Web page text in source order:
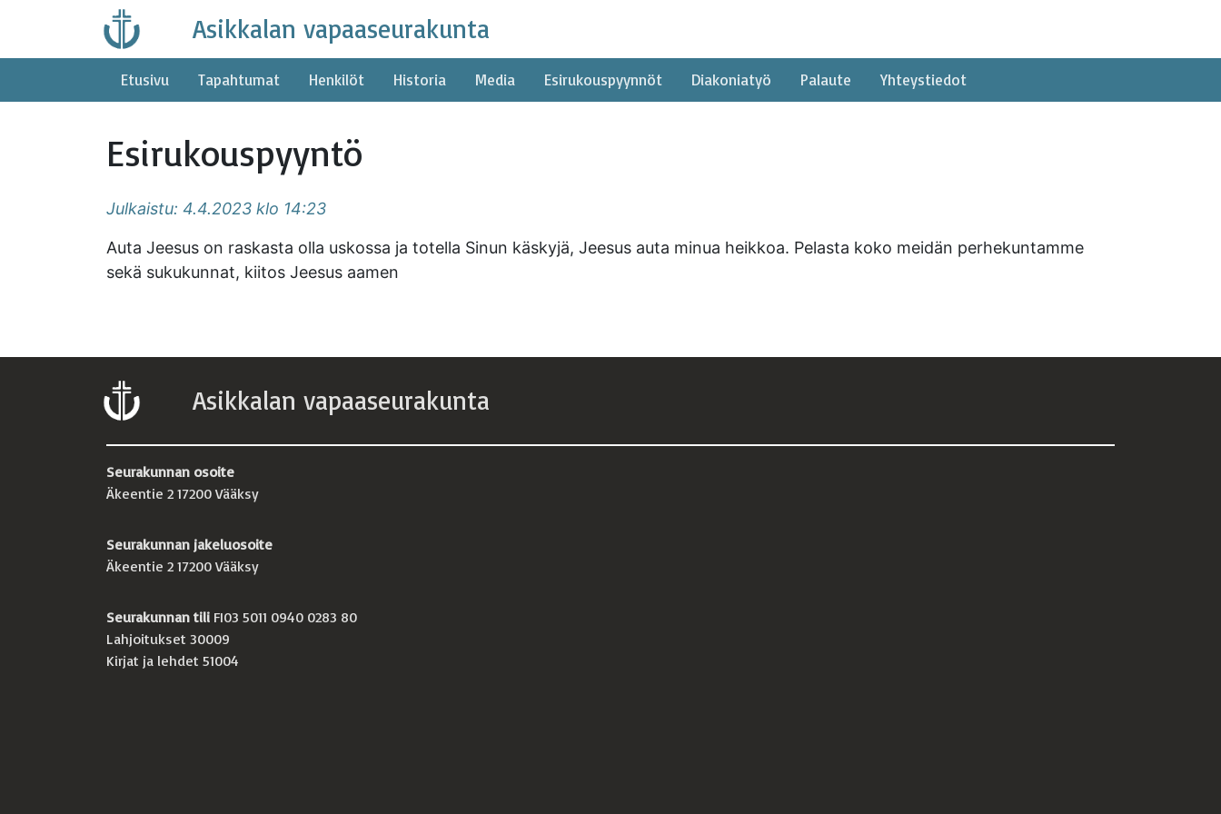
content
Asikkalan vapaaseurakunta
Etusivu Tapahtumat Henkilöt Historia Media Esirukouspyynnöt Diakoniatyö Palaute Yhteystiedot
Esirukouspyyntö
Julkaistu: 4.4.2023 klo 14:23
Auta Jeesus on raskasta olla uskossa ja totella Sinun käskyjä, Jeesus auta minua heikkoa. Pelasta koko meidän perhekuntamme
sekä sukukunnat, kiitos Jeesus aamen
Asikkalan vapaaseurakunta
Seurakunnan osoite
Äkeentie 2 17200 Vääksy
Seurakunnan jakeluosoite
Äkeentie 2 17200 Vääksy
Seurakunnan tili FI03 5011 0940 0283 80
Lahjoitukset 30009
Kirjat ja lehdet 51004